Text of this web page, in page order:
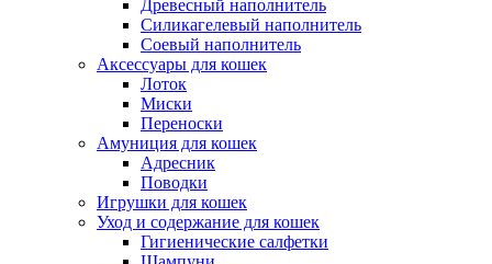
Древесный наполнитель
Силикагелевый наполнитель
Соевый наполнитель
Аксессуары для кошек
Лоток
Миски
Переноски
Амуниция для кошек
Адресник
Поводки
Игрушки для кошек
Уход и содержание для кошек
Гигиенические салфетки